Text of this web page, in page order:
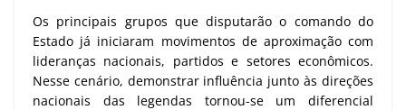
Os principais grupos que disputarão o comando do
Estado já iniciaram movimentos de aproximação com
lideranças nacionais, partidos e setores econômicos.
Nesse cenário, demonstrar influência junto às direções
nacionais das legendas tornou-se um diferencial